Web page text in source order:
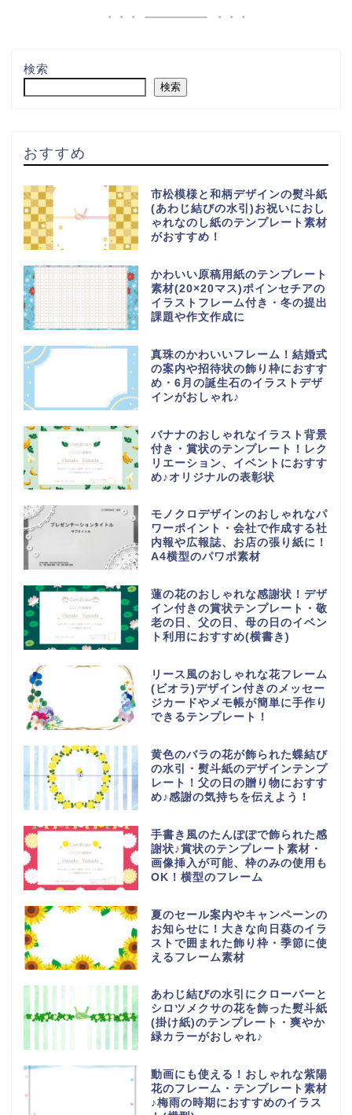
検索
検索
おすすめ
市松模様と和柄デザインの熨斗紙
(あわじ結びの水引)お祝いにおし
ゃれなのし紙のテンプレート素材
がおすすめ！
かわいい原稿用紙のテンプレート
素材(20×20マス)ポインセチアの
イラストフレーム付き・冬の提出
課題や作文作成に
真珠のかわいいフレーム！結婚式
の案内や招待状の飾り枠におすす
め・6月の誕生石のイラストデザ
インがおしゃれ♪
バナナのおしゃれなイラスト背景
付き・賞状のテンプレート！レク
リエーション、イベントにおすす
め♪オリジナルの表彰状
モノクロデザインのおしゃれなパ
ワーポイント・会社で作成する社
内報や広報誌、お店の張り紙に！
A4横型のパワポ素材
蓮の花のおしゃれな感謝状！デザ
イン付きの賞状テンプレート・敬
老の日、父の日、母の日のイベン
ト利用におすすめ(横書き)
リース風のおしゃれな花フレーム
(ビオラ)デザイン付きのメッセー
ジカードやメモ帳が簡単に手作り
できるテンプレート！
黄色のバラの花が飾られた蝶結び
の水引・熨斗紙のデザインテンプ
レート！父の日の贈り物におすす
め♪感謝の気持ちを伝えよう！
手書き風のたんぽぽで飾られた感
謝状♪賞状のテンプレート素材・
画像挿入が可能、枠のみの使用も
OK！横型のフレーム
夏のセール案内やキャンペーンの
お知らせに！大きな向日葵のイラ
ストで囲まれた飾り枠・季節に使
えるフレーム素材
あわじ結びの水引にクローバーと
シロツメクサの花を飾った熨斗紙
(掛け紙)のテンプレート・爽やか
緑カラーがおしゃれ♪
動画にも使える！おしゃれな紫陽
花のフレーム・テンプレート素材
♪梅雨の時期におすすめのイラス